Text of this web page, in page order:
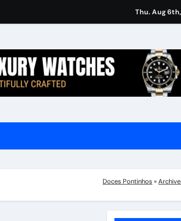
Gift Guide for Women: Luxury Gifts
Thu. Aug
Doces Pontinhos »